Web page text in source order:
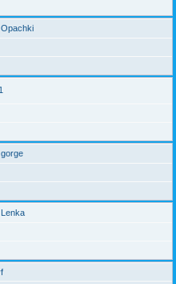
Opachki
gorge
Lenka